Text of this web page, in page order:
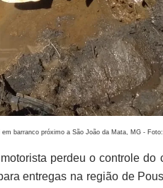
barranco próximo a São João da Mata, MG -
perdeu o controle do
entregas na região de